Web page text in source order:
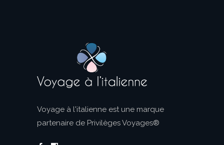
Voyage à l'italienne est une marque
partenaire de Privilèges Voyages®